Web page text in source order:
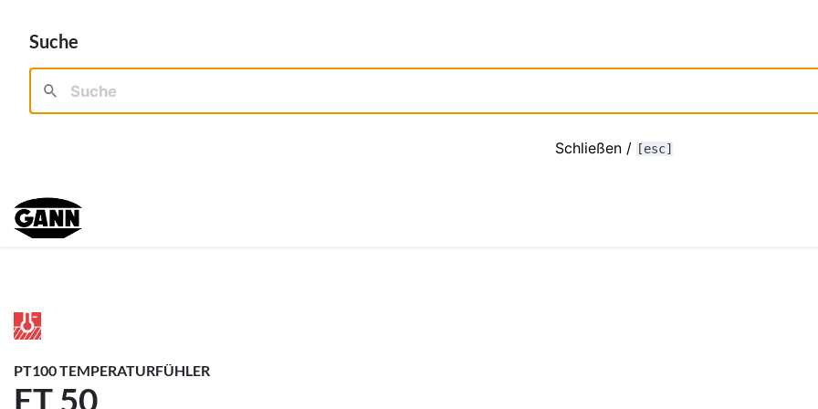
Suche
Schließen / [esc]
PT100 TEMPERATURFÜHLER
ET 50